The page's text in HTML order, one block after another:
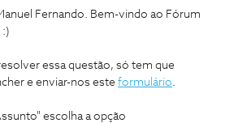
Fernando. Bem-vindo ao Fórum
:)
essa questão, só tem que
e enviar-nos este formulário.
escolha a opção